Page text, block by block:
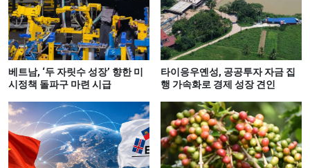
베트남, ‘두 자릿수 성장’ 향한 미
시정책 돌파구 마련 시급
타이응우옌성, 공공투자 자금 집
행 가속화로 경제 성장 견인